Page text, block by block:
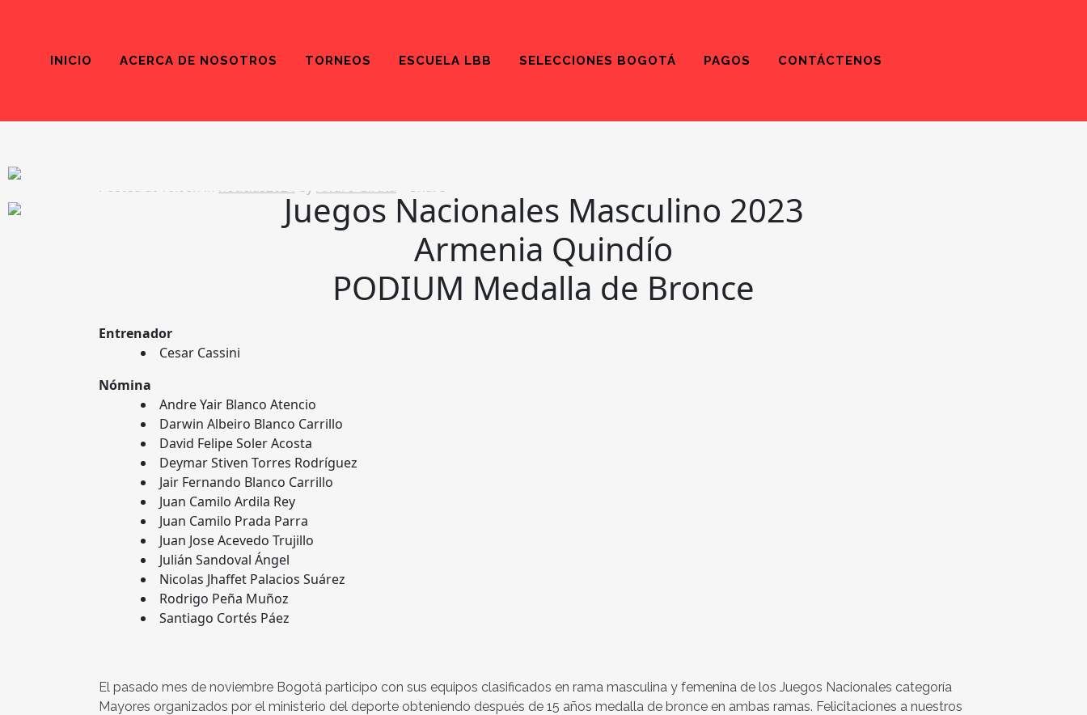
INICIO ACERCA DE NOSOTROS TORNEOS ESCUELA LBB SELECCIONES BOGOTÁ PAGOS CONTÁCTENOS
Posted at 10:06h in noticias2024 by Alvaro Girata Share
Juegos Nacionales Masculino 2023
Armenia Quindío
PODIUM Medalla de Bronce
Entrenador
Cesar Cassini
Nómina
Andre Yair Blanco Atencio
Darwin Albeiro Blanco Carrillo
David Felipe Soler Acosta
Deymar Stiven Torres Rodríguez
Jair Fernando Blanco Carrillo
Juan Camilo Ardila Rey
Juan Camilo Prada Parra
Juan Jose Acevedo Trujillo
Julián Sandoval Ángel
Nicolas Jhaffet Palacios Suárez
Rodrigo Peña Muñoz
Santiago Cortés Páez
El pasado mes de noviembre Bogotá participo con sus equipos clasificados en rama masculina y femenina de los Juegos Nacionales categoría
Mayores organizados por el ministerio del deporte obteniendo después de 15 años medalla de bronce en ambas ramas. Felicitaciones a nuestros